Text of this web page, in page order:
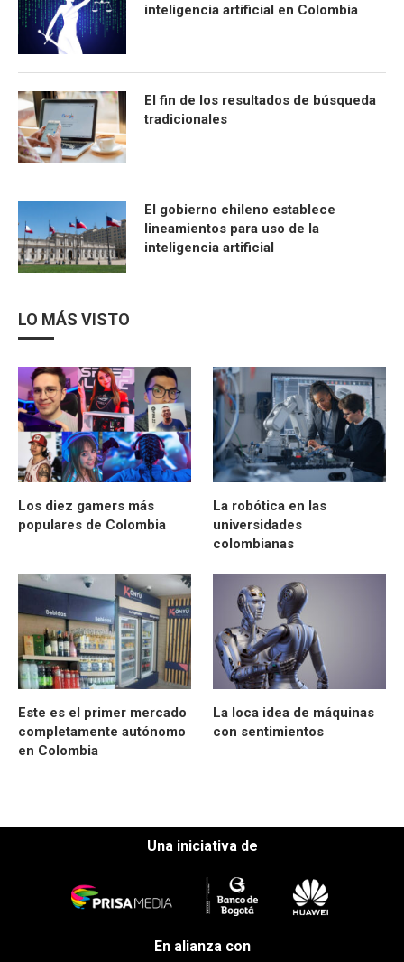
inteligencia artificial en Colombia
El fin de los resultados de búsqueda
tradicionales
El gobierno chileno establece
lineamientos para uso de la
inteligencia artificial
LO MÁS VISTO
Los diez gamers más
populares de Colombia
La robótica en las
universidades
colombianas
Este es el primer mercado
completamente autónomo
en Colombia
La loca idea de máquinas
con sentimientos
Una iniciativa de
En alianza con